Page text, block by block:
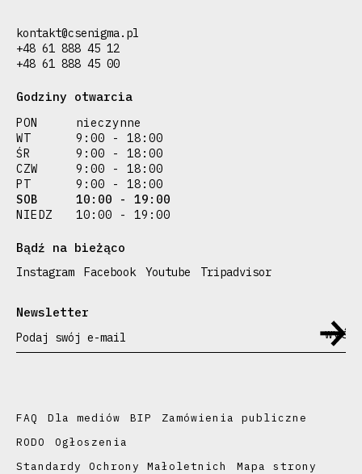
kontakt@csenigma.pl
+48 61 888 45 12
+48 61 888 45 00
Godziny otwarcia
PON
nieczynne
WT
9:00 - 18:00
ŚR
9:00 - 18:00
CZW
9:00 - 18:00
PT
9:00 - 18:00
SOB
10:00 - 19:00
NIEDZ
10:00 - 19:00
Bądź na bieżąco
Instagram Facebook Youtube Tripadvisor
Newsletter
Podaj swój e-mail
FAQ Dla mediów BIP
Zamówienia publiczne
RODO
Ogłoszenia
Standardy Ochrony Małoletnich
Mapa strony